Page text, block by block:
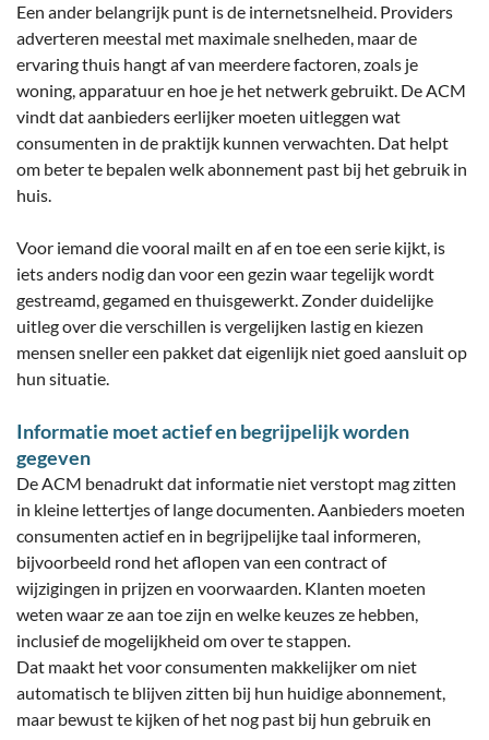
Een ander belangrijk punt is de internetsnelheid. Providers
adverteren meestal met maximale snelheden, maar de
ervaring thuis hangt af van meerdere factoren, zoals je
woning, apparatuur en hoe je het netwerk gebruikt. De ACM
vindt dat aanbieders eerlijker moeten uitleggen wat
consumenten in de praktijk kunnen verwachten. Dat helpt
om beter te bepalen welk abonnement past bij het gebruik in
huis.
Voor iemand die vooral mailt en af en toe een serie kijkt, is
iets anders nodig dan voor een gezin waar tegelijk wordt
gestreamd, gegamed en thuisgewerkt. Zonder duidelijke
uitleg over die verschillen is vergelijken lastig en kiezen
mensen sneller een pakket dat eigenlijk niet goed aansluit op
hun situatie.
Informatie moet actief en begrijpelijk worden
gegeven
De ACM benadrukt dat informatie niet verstopt mag zitten
in kleine lettertjes of lange documenten. Aanbieders moeten
consumenten actief en in begrijpelijke taal informeren,
bijvoorbeeld rond het aflopen van een contract of
wijzigingen in prijzen en voorwaarden. Klanten moeten
weten waar ze aan toe zijn en welke keuzes ze hebben,
inclusief de mogelijkheid om over te stappen.
Dat maakt het voor consumenten makkelijker om niet
automatisch te blijven zitten bij hun huidige abonnement,
maar bewust te kijken of het nog past bij hun gebruik en